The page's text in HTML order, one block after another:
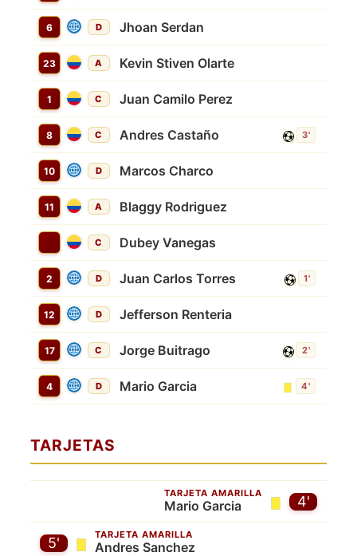
6 D Jhoan Serdan
23 A Kevin Stiven Olarte
1 C Juan Camilo Perez
8 C Andres Castaño 3'
10 D Marcos Charco
11 A Blaggy Rodriguez
C Dubey Vanegas
2 D Juan Carlos Torres 1'
12 D Jefferson Renteria
17 C Jorge Buitrago 2'
4 D Mario Garcia 4'
TARJETAS
4'
TARJETA AMARILLA
Mario Garcia
TARJETA AMARILLA
Andres Sanchez
5'